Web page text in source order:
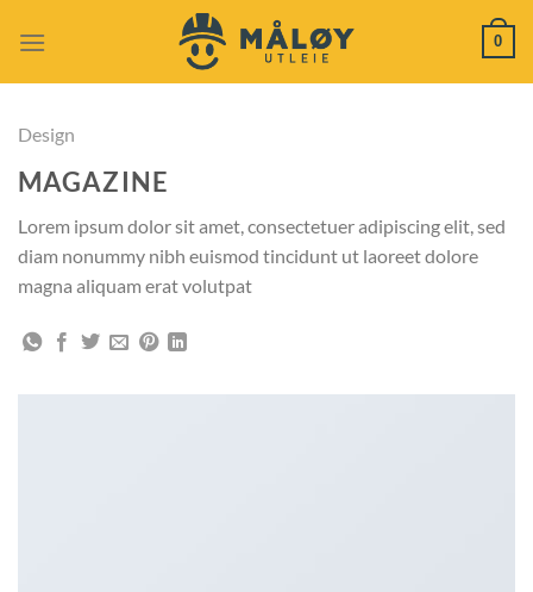
0
Design
MAGAZINE
Lorem ipsum dolor sit amet, consectetuer adipiscing elit, sed
diam nonummy nibh euismod tincidunt ut laoreet dolore
magna aliquam erat volutpat